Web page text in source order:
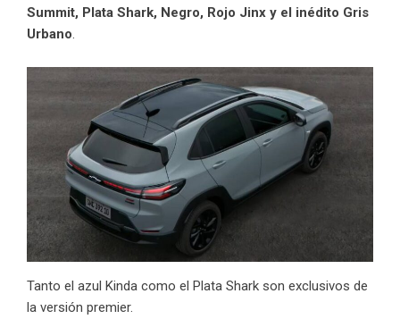
Summit, Plata Shark, Negro, Rojo Jinx y el inédito Gris
Urbano.
Tanto el azul Kinda como el Plata Shark son exclusivos de
la versión premier.